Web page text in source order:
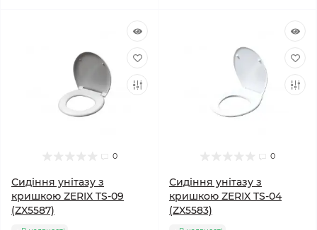
0
Сидіння унітазу з
кришкою ZERIX TS-09
(ZX5587)
0
Сидіння унітазу з
кришкою ZERIX TS-04
(ZX5583)